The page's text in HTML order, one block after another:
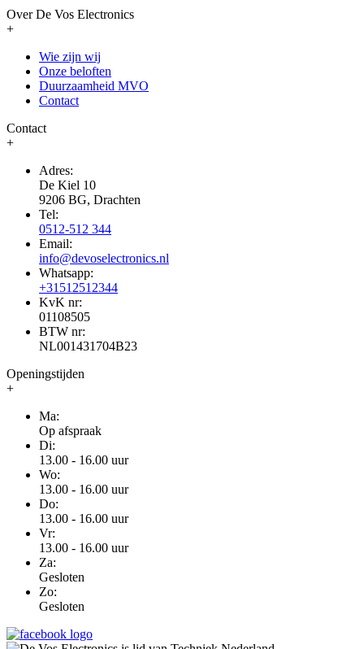
Over De Vos Electronics
+
Wie zijn wij
Onze beloften
Duurzaamheid MVO
Contact
Contact
+
Adres:
De Kiel 10
9206 BG, Drachten
Tel:
0512-512 344
Email:
info@devoselectronics.nl
Whatsapp:
+31512512344
KvK nr:
01108505
BTW nr:
NL001431704B23
Openingstijden
+
Ma:
Op afspraak
Di:
13.00 - 16.00 uur
Wo:
13.00 - 16.00 uur
Do:
13.00 - 16.00 uur
Vr:
13.00 - 16.00 uur
Za:
Gesloten
Zo:
Gesloten